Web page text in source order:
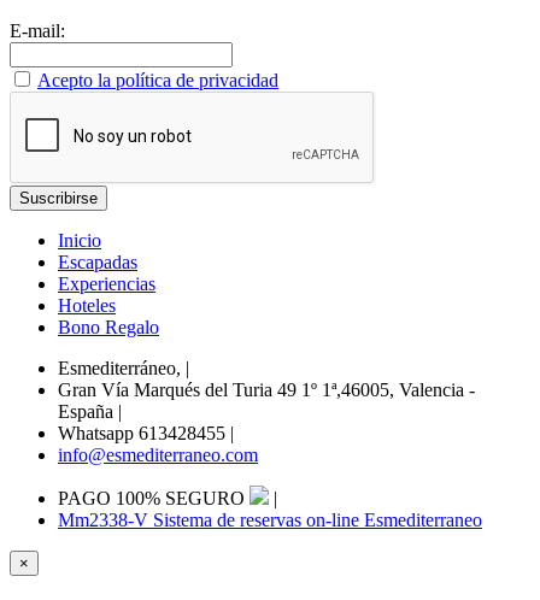
E-mail:
Acepto la política de privacidad
Inicio
Escapadas
Experiencias
Hoteles
Bono Regalo
Esmediterráneo, |
Gran Vía Marqués del Turia 49 1º 1ª,46005, Valencia -
España |
Whatsapp 613428455 |
info@esmediterraneo.com
PAGO 100% SEGURO
|
Mm2338-V Sistema de reservas on-line Esmediterraneo
×